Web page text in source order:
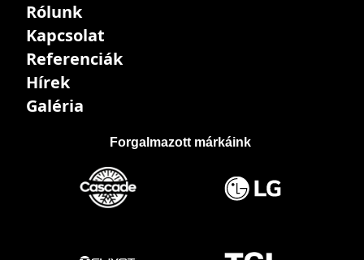
Rólunk
Kapcsolat
Referenciák
Hírek
Galéria
Forgalmazott márkáink